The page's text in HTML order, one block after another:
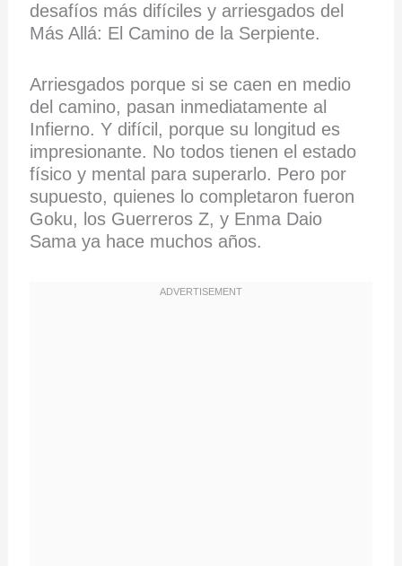
desafíos más difíciles y arriesgados del
Más Allá: El Camino de la Serpiente.
Arriesgados porque si se caen en medio
del camino, pasan inmediatamente al
Infierno. Y difícil, porque su longitud es
impresionante. No todos tienen el estado
físico y mental para superarlo. Pero por
supuesto, quienes lo completaron fueron
Goku, los Guerreros Z, y Enma Daio
Sama ya hace muchos años.